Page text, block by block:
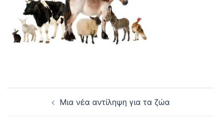
navigationΜια νέα αντίληψη για τα ζώα